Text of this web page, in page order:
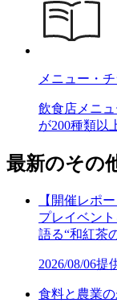
メニュー・
飲食店メニ
が200種類以
最新のその
【開催レポ
プレイベン
語る“和紅茶
2026/08/06提
食料と農業